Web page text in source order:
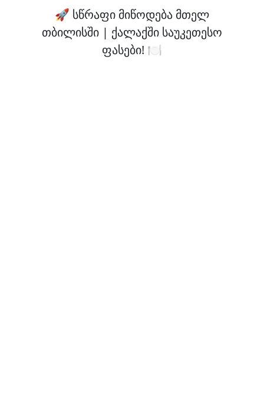
🚀 სწრაფი მიწოდება მთელ
თბილისში | ქალაქში საუკეთესო
ფასები! 🍽️